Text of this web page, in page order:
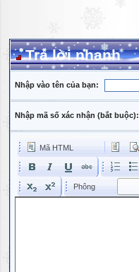
Trả lời nhanh
Nhập vào tên của bạn:
Nhập mã số xác nhận (bắt buộc):
Mã HTML
Phông Phông